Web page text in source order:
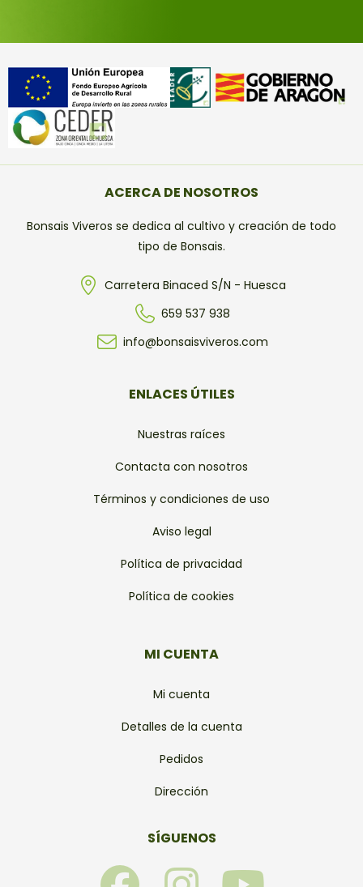
ACERCA DE NOSOTROS
Bonsais Viveros se dedica al cultivo y creación de todo
tipo de Bonsais.
Carretera Binaced S/N - Huesca
659 537 938
info@bonsaisviveros.com
ENLACES ÚTILES
Nuestras raíces
Contacta con nosotros
Términos y condiciones de uso
Aviso legal
Política de privacidad
Política de cookies
MI CUENTA
Mi cuenta
Detalles de la cuenta
Pedidos
Dirección
SÍGUENOS